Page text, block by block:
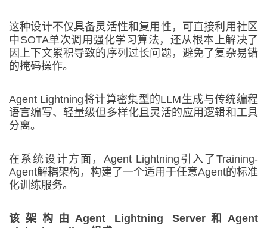
这种设计不仅具备灵活性和复用性，可直接利用社区
中SOTA单次调用强化学习算法，还从根本上解决了
因上下文累积导致的序列过长问题，避免了复杂易错
的掩码操作。
Agent Lightning将计算密集型的LLM生成与传统编程
语言编写、轻量级但多样化且灵活的应用逻辑和工具
分离。
在系统设计方面，Agent Lightning引入了Training-
Agent解耦架构，构建了一个适用于任意Agent的标准
化训练服务。
该架构由Agent Lightning Server和Agent